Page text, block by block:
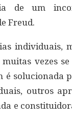
de um
Freud.
individuais,
vezes
é solucionada
outros
e